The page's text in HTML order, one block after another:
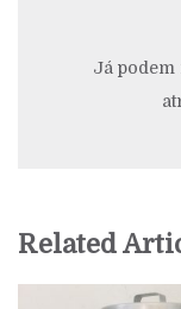
Já podem
Related